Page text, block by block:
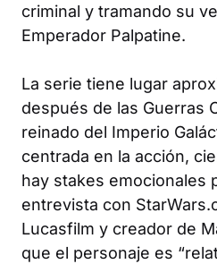
criminal y tramando su
Emperador Palpatine.
La serie tiene lugar
después de las Guerras
reinado del Imperio
centrada en la acción,
hay stakes emocionales
entrevista con
Lucasfilm y creador de
que el personaje es